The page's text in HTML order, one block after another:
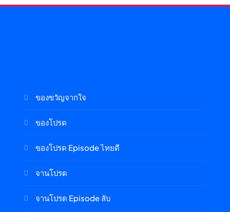
ของขวัญจากใจ
ของโปรด
ของโปรด Episode ไทยดี
จานโปรด
จานโปรด Episode ลับ